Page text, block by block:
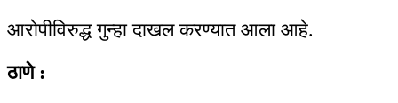
आरोपीविरुद्ध गुन्हा दाखल करण्यात आला आहे.
ठाणे :